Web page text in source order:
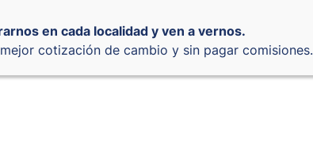
en cada localidad y ven a vernos.
cotización de cambio y sin pagar comisiones.